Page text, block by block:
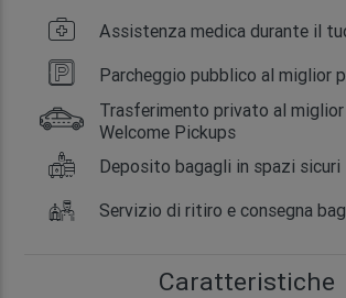
Assistenza medica durante il
Parcheggio pubblico al miglior
Trasferimento privato al
Welcome Pickups
Deposito bagagli in spazi sicuri
Servizio di ritiro e consegna
Caratteristiche